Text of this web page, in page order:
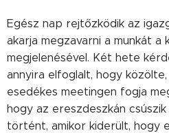
Egész nap rejtőzködik az
akarja megzavarni a munkát a
megjelenésével. Két hete
annyira elfoglalt, hogy
esedékes meetingen fogja
hogy az ereszdeszkán
történt, amikor kiderült, hogy